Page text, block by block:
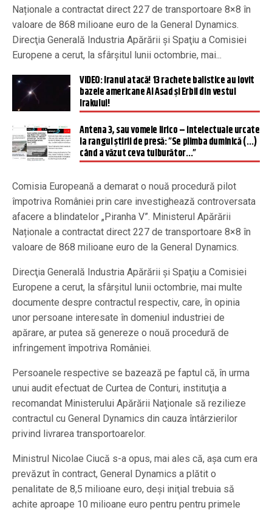
Naționale a contractat direct 227 de transportoare 8×8 în
valoare de 868 milioane euro de la General Dynamics.
Direcţia Generală Industria Apărării şi Spaţiu a Comisiei
Europene a cerut, la sfârşitul lunii octombrie, mai...
VIDEO: Iranul atacă! 13 rachete balistice au lovit
bazele americane Al Asad și Erbil din vestul
Irakului!
Antena 3, sau vomele lirico – intelectuale urcate
la rangul știrii de presă: ”Se plimba duminică (…)
când a văzut ceva tulburător…”
Comisia Europeană a demarat o nouă procedură pilot
împotriva României prin care investighează controversata
afacere a blindatelor „Piranha V”. Ministerul Apărării
Naționale a contractat direct 227 de transportoare 8×8 în
valoare de 868 milioane euro de la General Dynamics.
Direcţia Generală Industria Apărării şi Spaţiu a Comisiei
Europene a cerut, la sfârşitul lunii octombrie, mai multe
documente despre contractul respectiv, care, în opinia
unor persoane interesate în domeniul industriei de
apărare, ar putea să genereze o nouă procedură de
infringement împotriva României.
Persoanele respective se bazează pe faptul că, în urma
unui audit efectuat de Curtea de Conturi, instituţia a
recomandat Ministerului Apărării Naţionale să rezilieze
contractul cu General Dynamics din cauza întârzierilor
privind livrarea transportoarelor.
Ministrul Nicolae Ciucă s-a opus, mai ales că, aşa cum era
prevăzut în contract, General Dynamics a plătit o
penalitate de 8,5 milioane euro, deşi iniţial trebuia să
achite aproape 10 milioane euro pentru pentru primele